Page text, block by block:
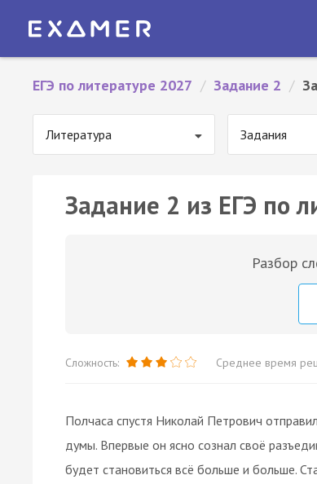
ЕГЭ по литературе 2027 / Задание 2 /
Литература Задания
Задание 2 из ЕГЭ по
Разбор
Сложность: Среднее время
Полчаса спустя Николай Петрович
думы. Впервые он ясно сознал своё
будет становиться всё больше и больше.